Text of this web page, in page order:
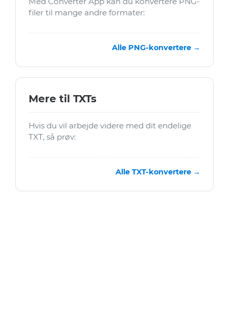
filer til mange andre formater:
Alle PNG-konvertere →
Mere til TXTs
Hvis du vil arbejde videre med dit endelige
TXT, så prøv:
Alle TXT-konvertere →